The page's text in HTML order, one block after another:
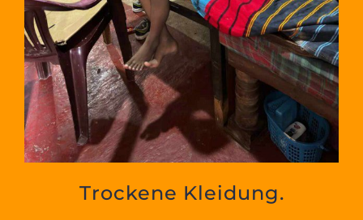
Trockene Kleidung.